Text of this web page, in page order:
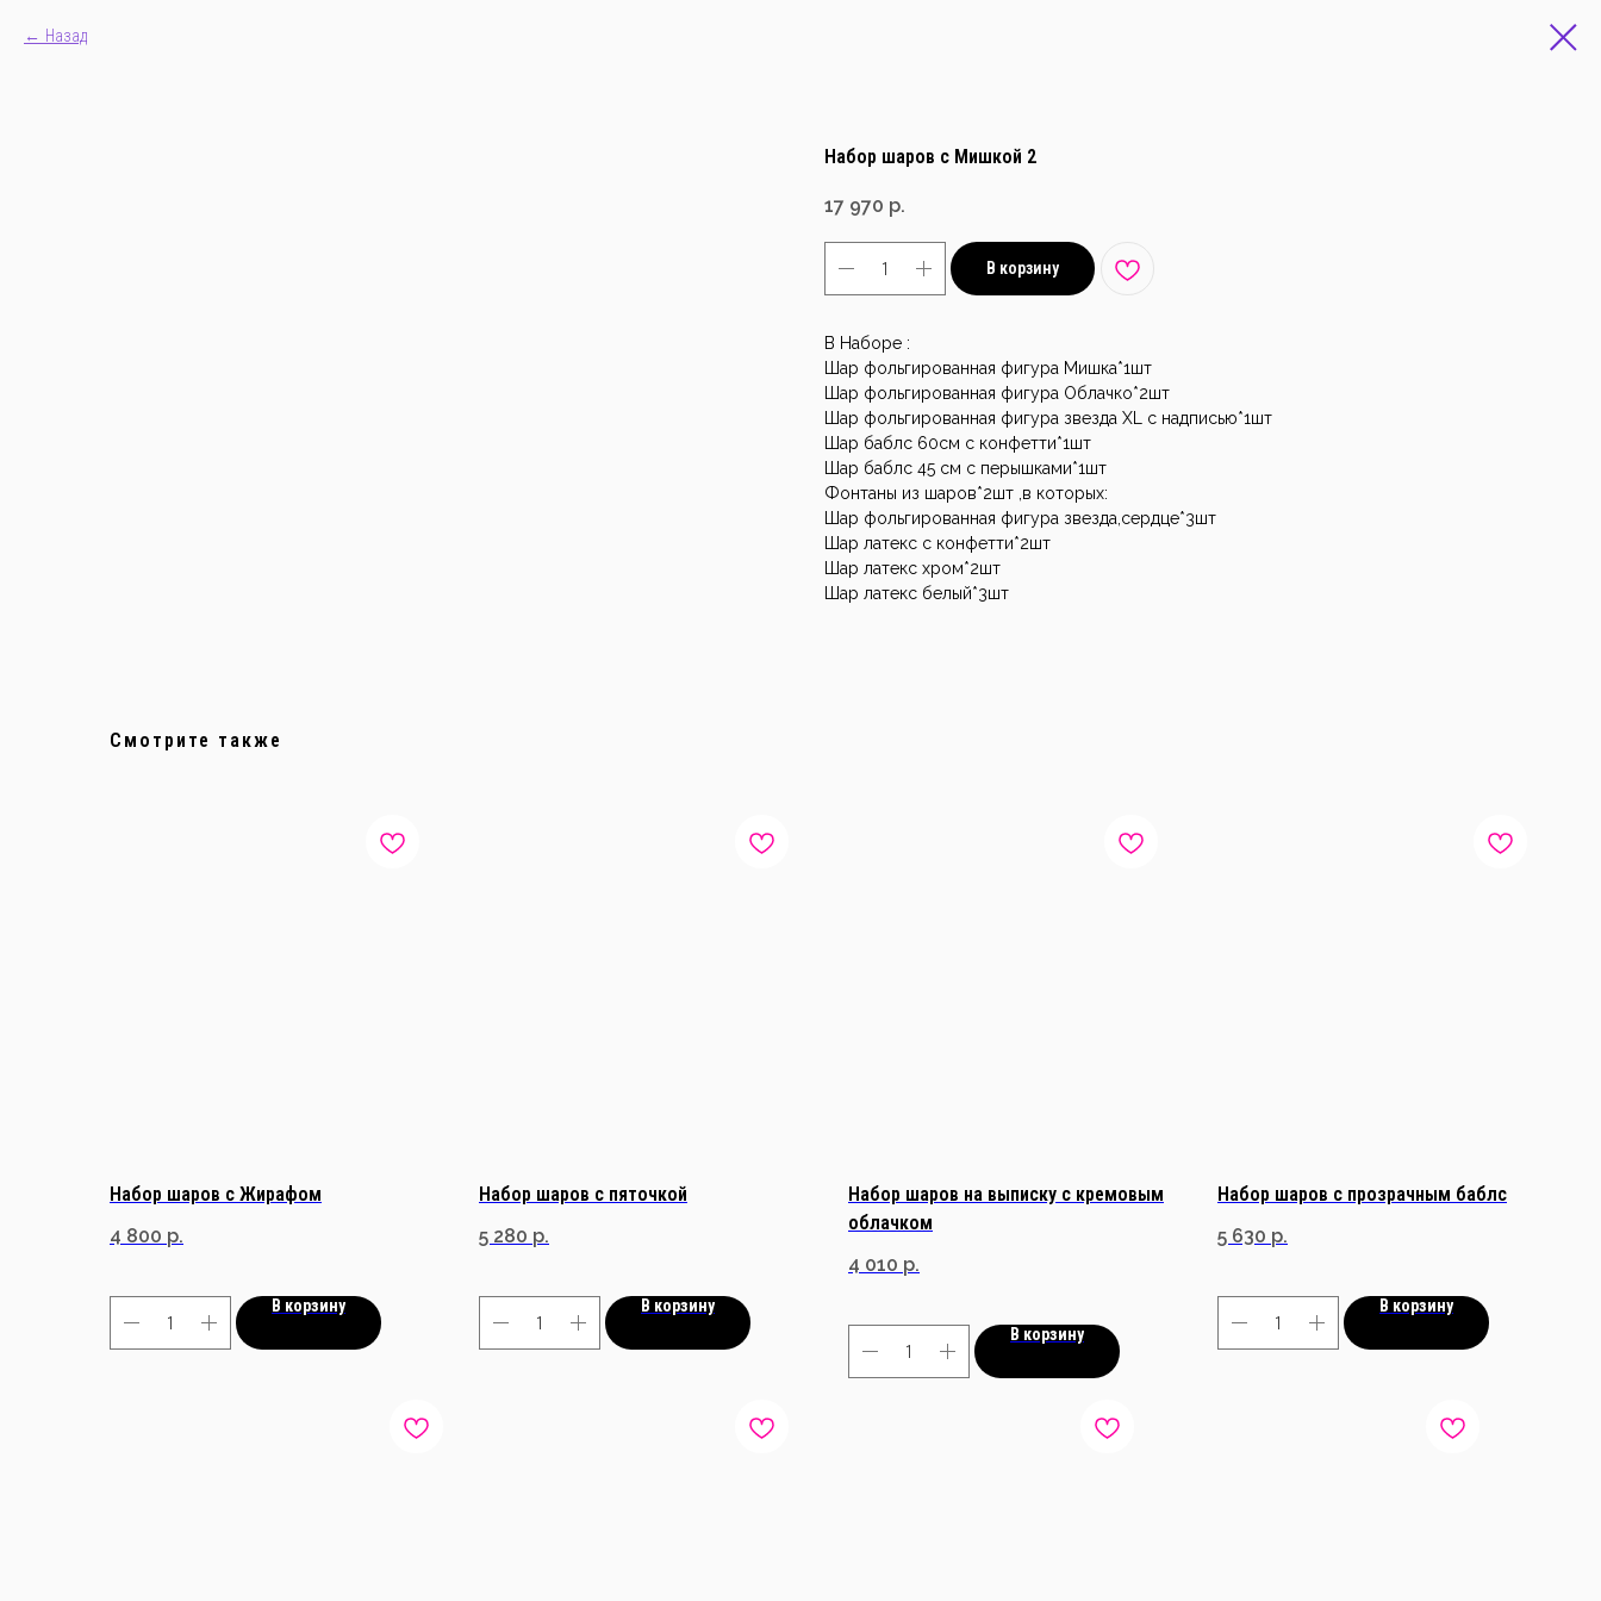
Назад
Набор шаров с Мишкой 2
17 970 р.
В корзину
В Наборе :
Шар фольгированная фигура Мишка*1шт
Шар фольгированная фигура Облачко*2шт
Шар фольгированная фигура звезда XL с надписью*1шт
Шар баблс 60см с конфетти*1шт
Шар баблс 45 см с перышками*1шт
Фонтаны из шаров*2шт ,в которых:
Шар фольгированная фигура звезда,сердце*3шт
Шар латекс с конфетти*2шт
Шар латекс хром*2шт
Шар латекс белый*3шт
Смотрите также
Набор шаров с Жирафом
4 800 р.
В корзину
Набор шаров с пяточкой
5 280 р.
В корзину
Набор шаров на выписку с кремовым
облачком
4 010 р.
В корзину
Набор шаров с прозрачным баблс
5 630 р.
В корзину